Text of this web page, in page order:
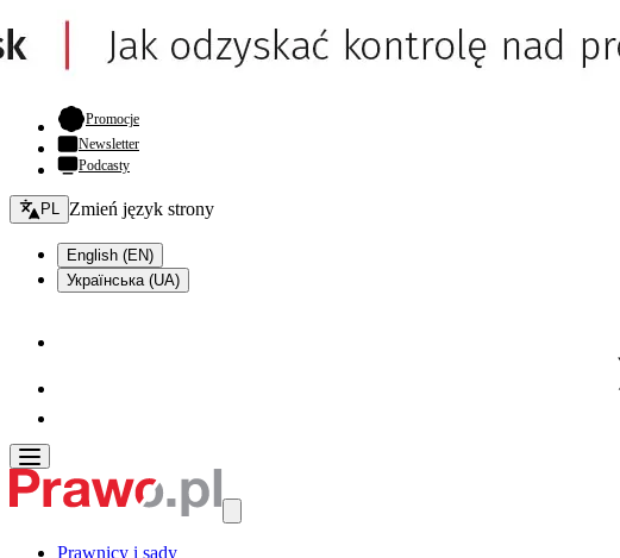
Promocje- otwiera się w nowej karcie
Newsletter
Podcasty
Zmień język - bieżący:
PL Zmień język strony
English (EN)
Українська (UA)
Prawnicy i sądy